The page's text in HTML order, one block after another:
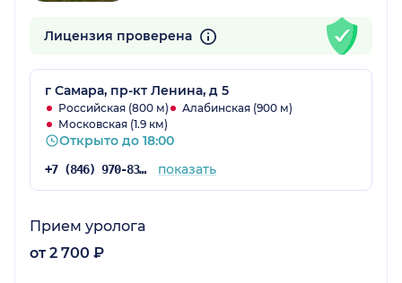
Лицензия проверена
г Самара, пр-кт Ленина, д 5
Российская (800 м)
Алабинская (900 м)
Московская (1.9 км)
Открыто до 18:00
+7 (846) 970-83-08 показать
Прием уролога
от 2 700 ₽